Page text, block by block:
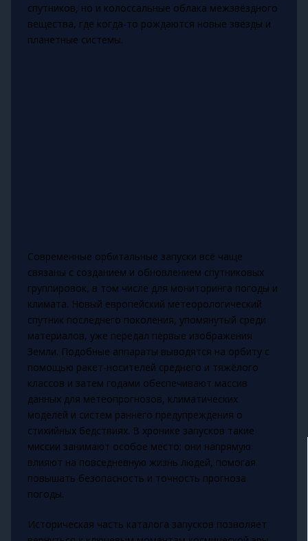
спутников, но и колоссальные облака межзвёздного
вещества, где когда-то рождаются новые звёзды и
планетные системы.
Современные орбитальные запуски всё чаще
связаны с созданием и обновлением спутниковых
группировок, в том числе для мониторинга погоды и
климата. Новый европейский метеорологический
спутник последнего поколения, упомянутый среди
материалов, уже передал первые изображения
Земли. Подобные аппараты выводятся на орбиту с
помощью ракет-носителей среднего и тяжёлого
классов и затем годами обеспечивают массив
данных для метеопрогнозов, климатических
моделей и систем раннего предупреждения о
стихийных бедствиях. В хронике запусков такие
миссии занимают особое место: они напрямую
влияют на повседневную жизнь людей, помогая
повышать безопасность и точность прогноза
погоды.
Историческая часть каталога запусков позволяет